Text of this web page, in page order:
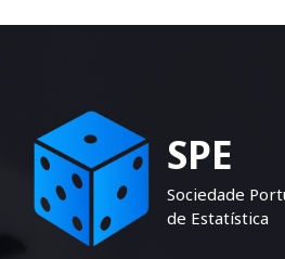
SPE
Sociedade
de Estatística